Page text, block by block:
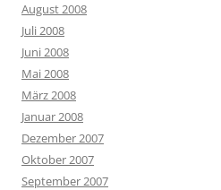
August 2008
Juli 2008
Juni 2008
Mai 2008
März 2008
Januar 2008
Dezember 2007
Oktober 2007
September 2007